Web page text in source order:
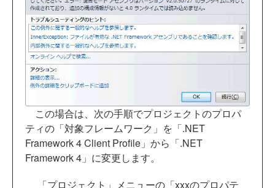
この場合は、次の手順でプロジェクトのプロパ
ティの「対象フレームワーク」を「.NET
Framework 4 Client Profile」から「.NET
Framework 4」に変更します。
「プロジェクト」メニューの「xxxのプロパテ